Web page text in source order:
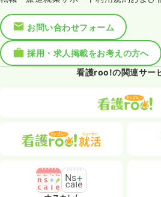
お問い合わせフォーム
採用・求人掲載をお考えの方へ
看護roo!の関連サー